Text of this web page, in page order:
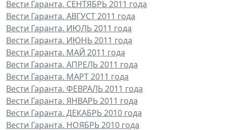
Вести Гаранта. СЕНТЯБРЬ 2011 года
Вести Гаранта. АВГУСТ 2011 года
Вести Гаранта. ИЮЛЬ 2011 года
Вести Гаранта. ИЮНЬ 2011 года
Вести Гаранта. МАЙ 2011 года
Вести Гаранта. АПРЕЛЬ 2011 года
Вести Гаранта. МАРТ 2011 года
Вести Гаранта. ФЕВРАЛЬ 2011 года
Вести Гаранта. ЯНВАРЬ 2011 года
Вести Гаранта. ДЕКАБРЬ 2010 года
Вести Гаранта. НОЯБРЬ 2010 года